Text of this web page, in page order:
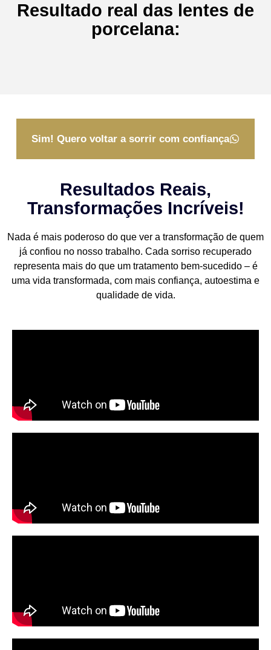
Resultado real das lentes de
porcelana:
Sim! Quero voltar a sorrir com confiança
Resultados Reais,
Transformações Incríveis!
Nada é mais poderoso do que ver a transformação de quem
já confiou no nosso trabalho. Cada sorriso recuperado
representa mais do que um tratamento bem-sucedido – é
uma vida transformada, com mais confiança, autoestima e
qualidade de vida.